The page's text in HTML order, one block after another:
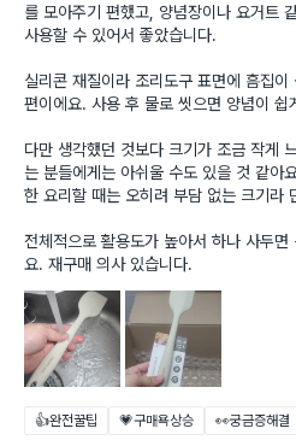
를 모아주기 편했고, 양념장이나 요거트
사용할 수 있어서 좋았습니다.
실리콘 재질이라 조리도구 표면에 흠집
편이에요. 사용 후 물로 씻으면 양념이 쉽
다만 생각했던 것보다 크기가 조금 작게
는 분들에게는 아쉬울 수도 있을 것 같아
한 요리할 때는 오히려 부담 없는 크기라
전체적으로 활용도가 높아서 하나 사두면
요. 재구매 의사 있습니다.
👍완전꿀팁 💗구매욕상승 👀궁금증해결